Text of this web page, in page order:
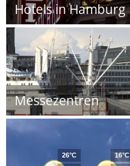
Hotels in Hamburg
Messezentren
26°C
16°C